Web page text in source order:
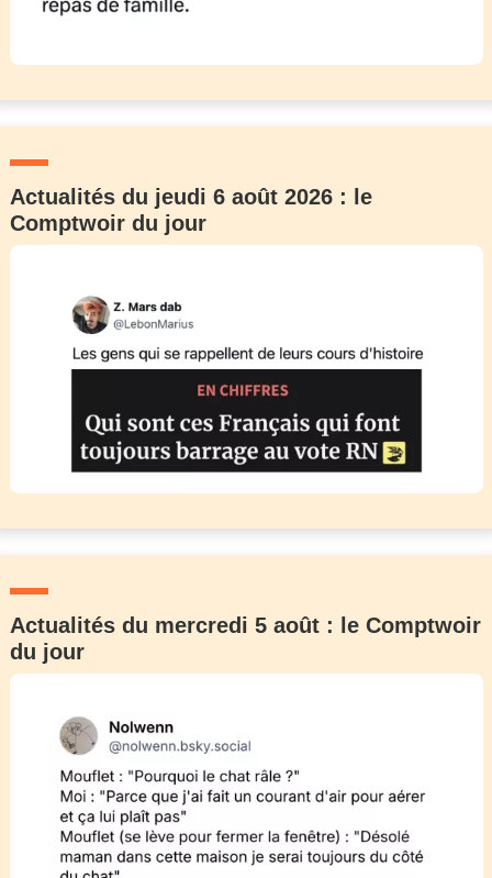
Actualités du jeudi 6 août 2026 : le
Comptwoir du jour
Actualités du mercredi 5 août : le Comptwoir
du jour